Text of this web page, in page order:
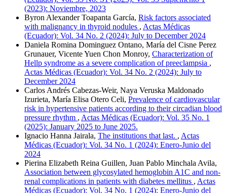
(2023): Noviembre, 2023
Byron Alexander Toapanta García, Risk factors associated
with malignancy in thyroid nodules , Actas Médicas
(Ecuador): Vol. 34 No. 2 (2024): July to December 2024
Daniela Romina Dominguez Ontano, María del Cisne Perez
Grunauer, Vicente Yuen Chon Monroy, Characterization of
Hellp syndrome as a severe complication of preeclampsia ,
Actas Médicas (Ecuador): Vol. 34 No. 2 (2024): July to
December 2024
Carlos Andrés Cabezas-Weir, Naya Veruska Maldonado
Izurieta, María Elisa Otero Celi, Prevalence of cardiovascular
risk in hypertensive patients according to their circadian blood
pressure rhythm , Actas Médicas (Ecuador): Vol. 35 No. 1
(2025): January 2025 to June 2025.
Ignacio Hanna Jairala, The institutions that last. , Actas
Médicas (Ecuador): Vol. 34 No. 1 (2024): Enero-Junio del
2024
Pierina Elizabeth Reina Guillen, Juan Pablo Minchala Avila,
Association between glycosylated hemoglobin A1C and non-
renal complications in patients with diabetes mellitus , Actas
Médicas (Ecuador): Vol. 34 No. 1 (2024): Enero-Junio del